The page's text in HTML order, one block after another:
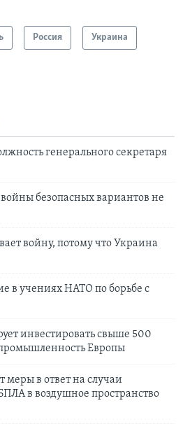
Россия Украина
генерального секретаря
войны безопасных вариантов не
войну, потому что Украина
в учениях НАТО по борьбе с
инвестировать свыше 500
Европы
в ответ на случаи
в воздушное пространство